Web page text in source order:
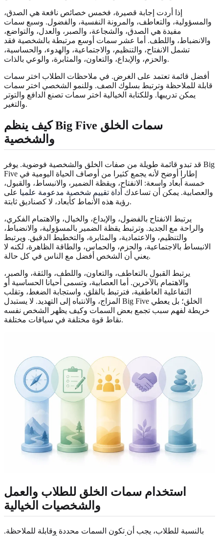
إذا أردت إجابة قصيرة، فخمس خصائص نافعة هي الصدق،
والمسؤولية، والتعاطف، والمرونة النفسية، والفضول. وسبع سمات
مفيدة هي الصدق، والشجاعة، والصبر، والعدل، والتواضع،
والانضباط، واللطف. أما عشر سمات أوسع مرتبطة بالشخصية فقد
تشمل الانفتاح، والتنظيم، والاجتماعية، والهدوء، والحساسية،
والحزم، والإبداع، والتعاون، والمثابرة، والوعي بالذات.
أفضل قائمة تعتمد على الغرض. في ملاحظات الطلاب اختر سمات
قابلة للملاحظة وترتبط بسلوك الصف. وللنمو الشخصي اختر سمات
يمكن تدريبها. وللكتابة الخيالية اختر سمات تصنع الدافع والتوتر
والتغير.
كيف ينظم Big Five سمات الخلق
والشخصية
قد تبدو قائمة طويلة من صفات الخلق والشخصية فوضوية. يوفر Big
Five إطارا أوضح لأنه يجمع كثيرا من أوصاف الحياة اليومية في
خمسة أبعاد واسعة: الانفتاح، ويقظة الضمير، والانبساط، والقبول،
والعصابية. يمكن أن تساعدك أداة تقييم شخصية مدعومة علميا على
رؤية هذه الأنماط كأبعاد، لا كصناديق ثابتة.
يرتبط الانفتاح بالفضول، والإبداع، والخيال، والاهتمام الفكري،
والراحة مع الجديد. وترتبط يقظة الضمير بالمسؤولية، والانضباط،
والتنظيم، والاعتمادية، والمثابرة، والتخطيط الدقيق. ويرتبط
الانبساط بالاجتماعية، والحزم، والحماس، والطاقة الظاهرة، لكنه لا
يعني أن الشخص أفضل مع الناس في كل حالة.
يرتبط القبول بالتعاطف، والتعاون، واللطف، والثقة، والصبر،
والاهتمام بالآخرين. أما العصابية، وتسمى أحيانا الحساسية أو
التفاعلية العاطفية، فترتبط بالقلق، واستجابة الضغط، وتقلب
المزاج، والانتباه إلى التهديد. لا يستبدل Big Five الخلق؛ بل يعطي
خريطة لفهم سبب تجمع بعض السمات وكيف يظهر الشخص نفسه
نقاط قوة مختلفة في سياقات مختلفة.
استخدام سمات الخلق للطلاب والعمل
والشخصيات الخيالية
بالنسبة للطلاب، يجب أن تكون السمات محددة وقابلة للملاحظة.